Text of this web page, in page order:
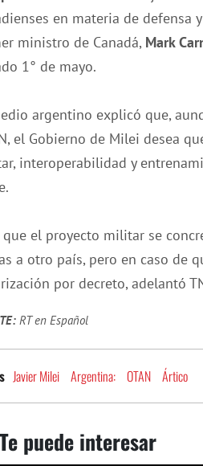
en materia de
ministro de Canadá, Mark
1° de mayo.
argentino explicó que,
el Gobierno de Milei desea
interoperabilidad y
que el proyecto militar se
a otro país, pero en caso de
por decreto, adelantó
RT en Español
Javier Milei Argentina: OTAN Ártico
Te puede interesar